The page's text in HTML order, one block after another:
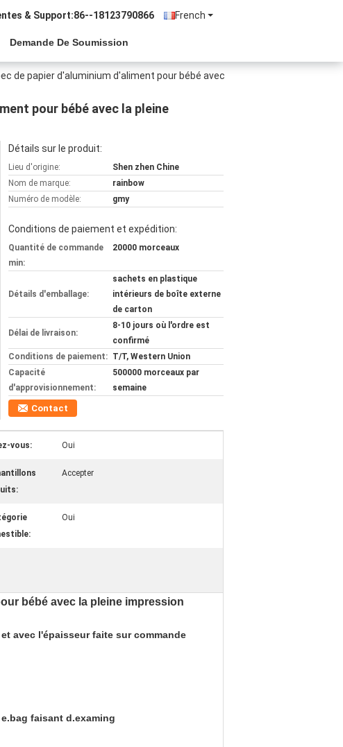
French
& Support:86--18123790866
Demande De Soumission
de papier d'aluminium d'aliment pour bébé avec
pour bébé avec la pleine
Détails sur le produit:
Lieu d'origine:
Shen zhen Chine
Nom de marque:
rainbow
Numéro de modèle:
gmy
Conditions de paiement et expédition:
Quantité de commande
min:
20000 morceaux
Détails d'emballage:
sachets en plastique
intérieurs de boîte externe
de carton
Délai de livraison:
8-10 jours où l'ordre est
confirmé
Conditions de paiement: T/T, Western Union
Capacité
d'approvisionnement:
500000 morceaux par
semaine
Contact
vous: Oui
Accepter
Oui
bébé avec la pleine impression
et avec l'épaisseur faite sur commande
faisant d.examing